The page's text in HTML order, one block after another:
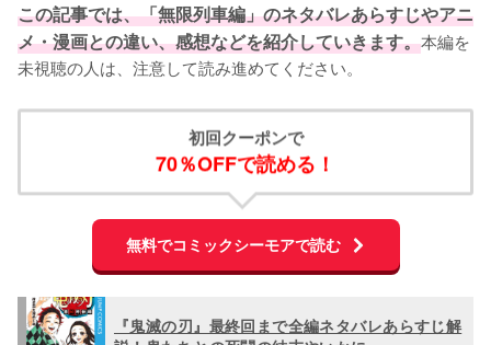
この記事では、「無限列車編」のネタバレあらすじやアニ
メ・漫画との違い、感想などを紹介していきます。本編を
未視聴の人は、注意して読み進めてください。
初回クーポンで
70％OFFで読める！
無料でコミックシーモアで読む
『鬼滅の刃』最終回まで全編ネタバレあらすじ解